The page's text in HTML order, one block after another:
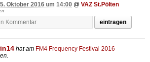
Oktober 2016 um 14:00 @ VAZ St.Pölten
eintragen
hat am FM4 Frequency Festival 2016